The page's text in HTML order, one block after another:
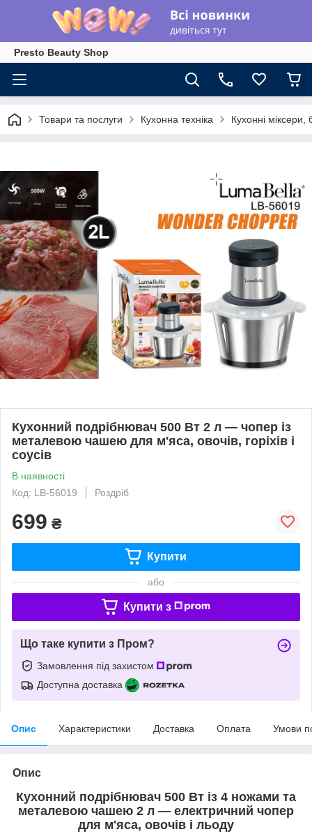
Presto Beauty Shop
Товари та послуги Кухонна техніка Кухонні міксери,
Кухонний подрібнювач 500 Вт 2 л — чопер із
металевою чашею для м'яса, овочів, горіхів і
соусів
В наявності
Код: LB-56019
Роздріб
699 ₴
Купити
або
Купити з
Що таке купити з Пром?
Замовлення під захистом
Доступна доставка
Опис Характеристики Доставка Оплата Умови
Опис
Кухонний подрібнювач 500 Вт із 4 ножами та
металевою чашею 2 л — електричний чопер
для м'яса, овочів і льоду